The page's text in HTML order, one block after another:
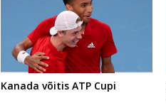
Kanada võitis ATP Cupi